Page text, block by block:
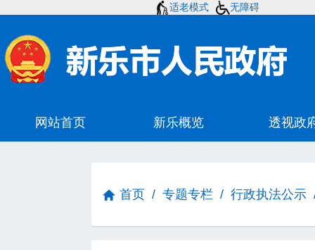
适老模式 无障碍
首页 / 专题专栏 / 行政执法公示